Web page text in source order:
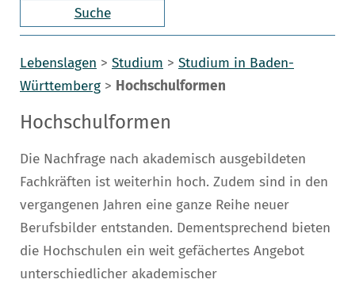
Suche
Lebenslagen > Studium > Studium in Baden-
Württemberg > Hochschulformen
Hochschulformen
Die Nachfrage nach akademisch ausgebildeten
Fachkräften ist weiterhin hoch. Zudem sind in den
vergangenen Jahren eine ganze Reihe neuer
Berufsbilder entstanden. Dementsprechend bieten
die Hochschulen ein weit gefächertes Angebot
unterschiedlicher akademischer